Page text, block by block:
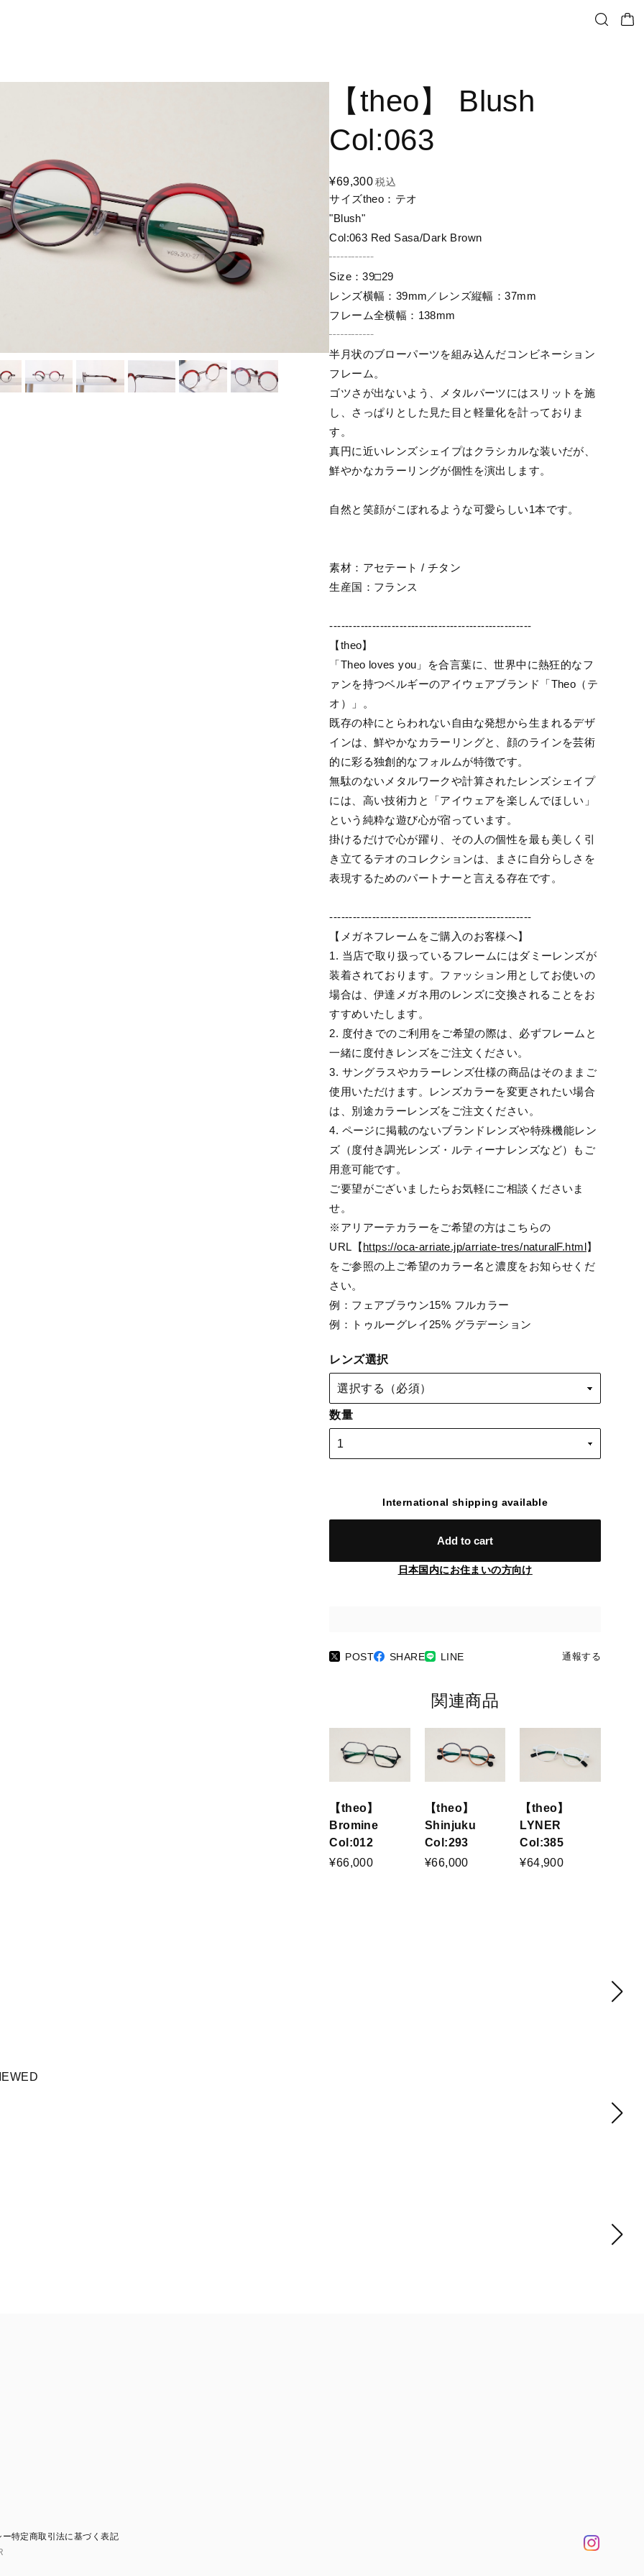
【theo】 Blush
Col:063
¥69,300 税込
サイズtheo：テオ
"Blush"
Col:063 Red Sasa/Dark Brown
┄┄┄┄
Size：39□29
レンズ横幅：39mm／レンズ縦幅：37mm
フレーム全横幅：138mm
┄┄┄┄
半月状のブローパーツを組み込んだコンビネーション
フレーム。
ゴツさが出ないよう、メタルパーツにはスリットを施
し、さっぱりとした見た目と軽量化を計っておりま
す。
真円に近いレンズシェイプはクラシカルな装いだが、
鮮やかなカラーリングが個性を演出します。
自然と笑顔がこぼれるような可愛らしい1本です。
素材：アセテート / チタン
生産国：フランス
----------------------------------------------------
【theo】
「Theo loves you」を合言葉に、世界中に熱狂的なフ
ァンを持つベルギーのアイウェアブランド「Theo（テ
オ）」。
既存の枠にとらわれない自由な発想から生まれるデザ
インは、鮮やかなカラーリングと、顔のラインを芸術
的に彩る独創的なフォルムが特徴です。
無駄のないメタルワークや計算されたレンズシェイプ
には、高い技術力と「アイウェアを楽しんでほしい」
という純粋な遊び心が宿っています。
掛けるだけで心が躍り、その人の個性を最も美しく引
き立てるテオのコレクションは、まさに自分らしさを
表現するためのパートナーと言える存在です。
----------------------------------------------------
【メガネフレームをご購入のお客様へ】
1. 当店で取り扱っているフレームにはダミーレンズが
装着されております。ファッション用としてお使いの
場合は、伊達メガネ用のレンズに交換されることをお
すすめいたします。
2. 度付きでのご利用をご希望の際は、必ずフレームと
一緒に度付きレンズをご注文ください。
3. サングラスやカラーレンズ仕様の商品はそのままご
使用いただけます。レンズカラーを変更されたい場合
は、別途カラーレンズをご注文ください。
4. ページに掲載のないブランドレンズや特殊機能レン
ズ（度付き調光レンズ・ルティーナレンズなど）もご
用意可能です。
ご要望がございましたらお気軽にご相談くださいま
せ。
※アリアーテカラーをご希望の方はこちらの
URL【https://oca-arriate.jp/arriate-tres/naturalF.html】
をご参照の上ご希望のカラー名と濃度をお知らせくだ
さい。
例：フェアブラウン15% フルカラー
例：トゥルーグレイ25% グラデーション
レンズ選択
数量
International shipping available
Add to cart
日本国内にお住まいの方向け
POST SHARE LINE 通報する
関連商品
【theo】
Bromine
Col:012
¥66,000
【theo】
Shinjuku
Col:293
¥66,000
【theo】
LYNER
Col:385
¥64,900
ー特定商取引法に基づく表記